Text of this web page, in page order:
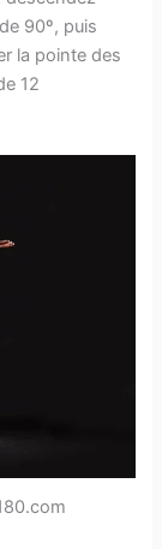
90º, puis
la pointe des
12